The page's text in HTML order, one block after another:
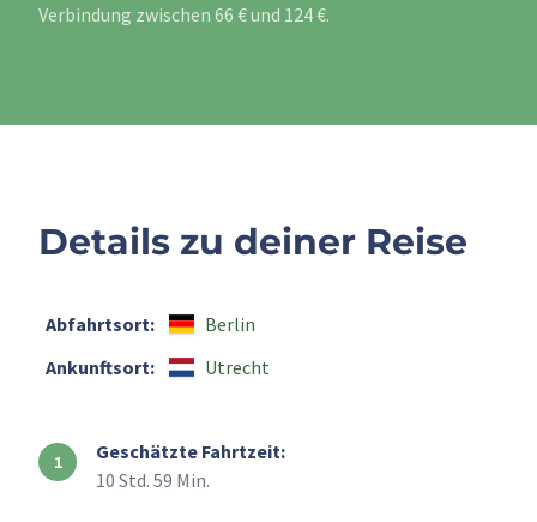
Verbindung zwischen 66 € und 124 €.
Details zu deiner Reise
Abfahrtsort:
Berlin
Ankunftsort:
Utrecht
Geschätzte Fahrtzeit:
10 Std. 59 Min.